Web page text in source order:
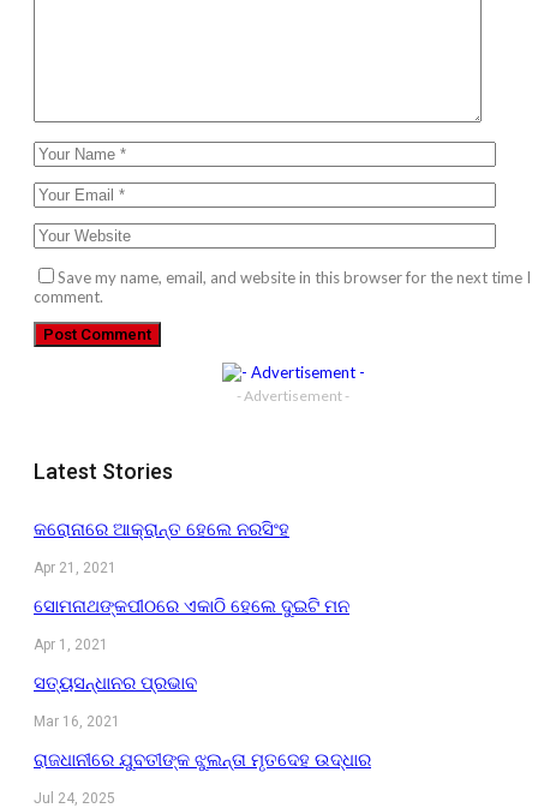
Save my name, email, and website in this browser for the next time I
comment.
- Advertisement -
Latest Stories
କରୋନାରେ ଆକ୍ରାନ୍ତ ହେଲେ ନରସିଂହ
Apr 21, 2021
ସୋମନାଥଙ୍କପୀଠରେ ଏକାଠି ହେଲେ ଦୁଇଟି ମନ
Apr 1, 2021
ସତ୍ୟସନ୍ଧାନର ପ୍ରଭାବ
Mar 16, 2021
ରାଜଧାନୀରେ ଯୁବତୀଙ୍କ ଝୁଲନ୍ତା ମୃତଦେହ ଉଦ୍ଧାର
Jul 24, 2025